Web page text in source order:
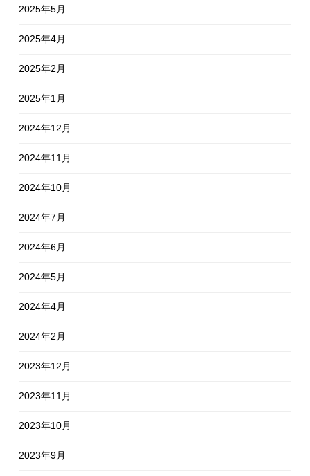
2025年5月
2025年4月
2025年2月
2025年1月
2024年12月
2024年11月
2024年10月
2024年7月
2024年6月
2024年5月
2024年4月
2024年2月
2023年12月
2023年11月
2023年10月
2023年9月